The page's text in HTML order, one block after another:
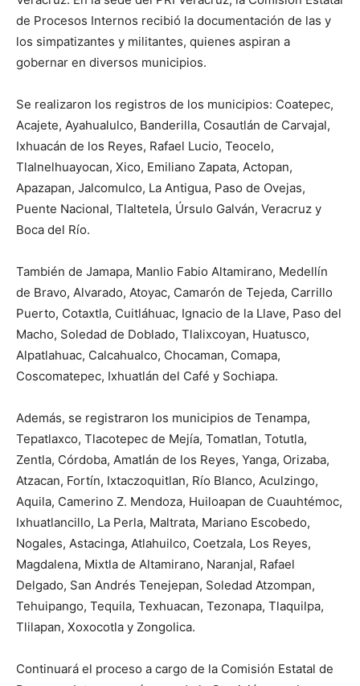
de Procesos Internos recibió la documentación de las y
los simpatizantes y militantes, quienes aspiran a
gobernar en diversos municipios.
Se realizaron los registros de los municipios: Coatepec,
Acajete, Ayahualulco, Banderilla, Cosautlán de Carvajal,
Ixhuacán de los Reyes, Rafael Lucio, Teocelo,
Tlalnelhuayocan, Xico, Emiliano Zapata, Actopan,
Apazapan, Jalcomulco, La Antigua, Paso de Ovejas,
Puente Nacional, Tlaltetela, Úrsulo Galván, Veracruz y
Boca del Río.
También de Jamapa, Manlio Fabio Altamirano, Medellín
de Bravo, Alvarado, Atoyac, Camarón de Tejeda, Carrillo
Puerto, Cotaxtla, Cuitláhuac, Ignacio de la Llave, Paso del
Macho, Soledad de Doblado, Tlalixcoyan, Huatusco,
Alpatlahuac, Calcahualco, Chocaman, Comapa,
Coscomatepec, Ixhuatlán del Café y Sochiapa.
Además, se registraron los municipios de Tenampa,
Tepatlaxco, Tlacotepec de Mejía, Tomatlan, Totutla,
Zentla, Córdoba, Amatlán de los Reyes, Yanga, Orizaba,
Atzacan, Fortín, Ixtaczoquitlan, Río Blanco, Aculzingo,
Aquila, Camerino Z. Mendoza, Huiloapan de Cuauhtémoc,
Ixhuatlancillo, La Perla, Maltrata, Mariano Escobedo,
Nogales, Astacinga, Atlahuilco, Coetzala, Los Reyes,
Magdalena, Mixtla de Altamirano, Naranjal, Rafael
Delgado, San Andrés Tenejepan, Soledad Atzompan,
Tehuipango, Tequila, Texhuacan, Tezonapa, Tlaquilpa,
Tlilapan, Xoxocotla y Zongolica.
Continuará el proceso a cargo de la Comisión Estatal de